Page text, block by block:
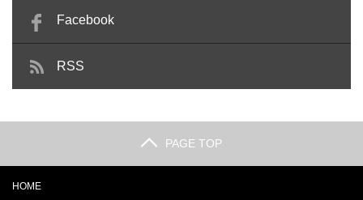
Facebook
RSS
PAGE TOP
HOME